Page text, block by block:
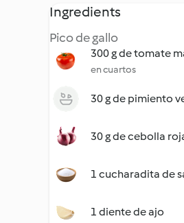
Ingredients
Pico de gallo
300 g de tomate
en cuartos
30 g de pimiento
30 g de cebolla
1 cucharadita de
1 diente de ajo